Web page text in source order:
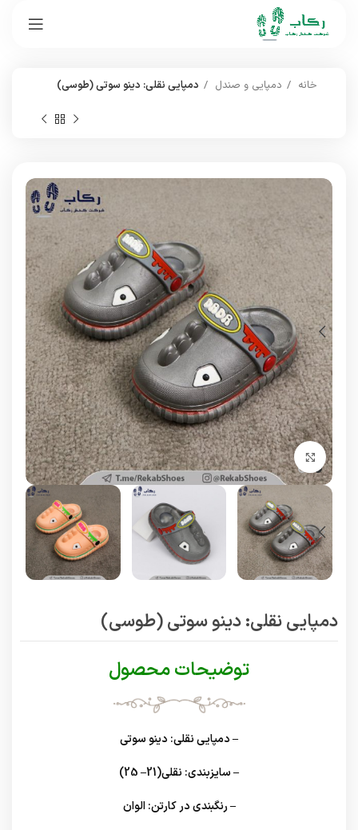
خانه دمپایی و صندل دمپایی نقلی: دینو سوتی (طوسی)
برای بزرگنمایی کلیک کنید
دمپایی نقلی: دینو سوتی (طوسی)
توضیحات محصول
– دمپایی نقلی: دینو سوتی
– سایزبندی: نقلی(21– 25)
– رنگبندی در کارتن: الوان